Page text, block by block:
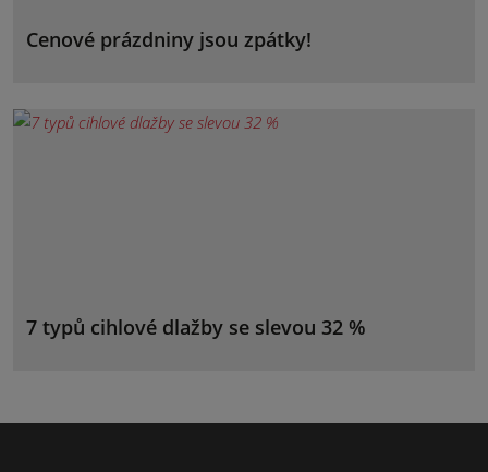
Cenové prázdniny jsou zpátky!
7 typů cihlové dlažby se slevou 32 %